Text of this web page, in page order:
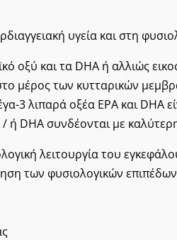
υγεία και στη
οξύ και τα DHA ή αλλιώς
μέρος των κυτταρικών
οξέα EPA και DHA
ή DHA συνδέονται με
λειτουργία του
των φυσιολογικών